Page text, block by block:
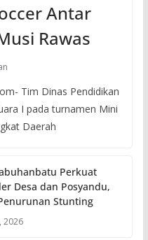
Antar
Rawas
Tim Dinas Pendidikan
I pada turnamen Mini
Daerah
Perkuat
Desa dan Posyandu,
Stunting
2026